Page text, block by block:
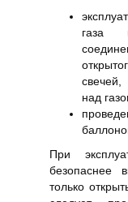
газа
над
При
безопаснее
только